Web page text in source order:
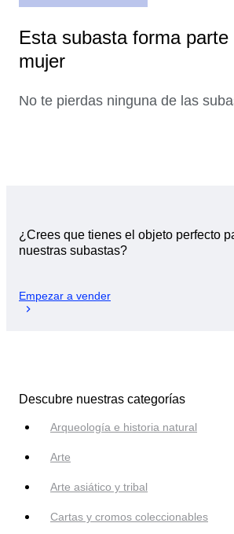
Esta subasta forma
mujer
No te pierdas ninguna de las
¿Crees que tienes el objeto perfecto
nuestras subastas?
Empezar a vender
Descubre nuestras categorías
Arqueología e historia natural
Arte
Arte asiático y tribal
Cartas y cromos coleccionables